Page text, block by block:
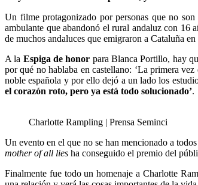
Un filme protagonizado por personas que no son
ambulante que abandonó el rural andaluz con 16
de muchos andaluces que emigraron a Cataluña
A la Espiga de honor para Blanca Portillo, hay
por qué no hablaba en castellano: ‘La primera
noble española y por ello dejó a un lado los
el corazón roto, pero ya está todo solucionado’.
Charlotte Rampling | Prensa Seminci
Un evento en el que no se han mencionado a
mother of all lies ha conseguido el premio del
Finalmente fue todo un homenaje a Charlotte